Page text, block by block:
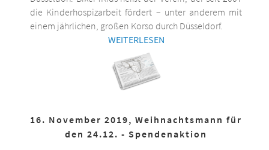
die Kinderhospizarbeit fördert – unter anderem mit
einem jährlichen, großen Korso durch Düsseldorf.
WEITERLESEN
16. November 2019, Weihnachtsmann für
den 24.12. - Spendenaktion